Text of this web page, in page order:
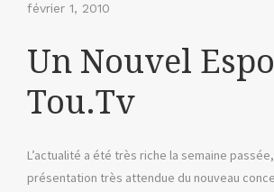
février 1, 2010
Un Nouvel
Tou.Tv
L’actualité a été très riche la semaine
présentation très attendue du nouveau